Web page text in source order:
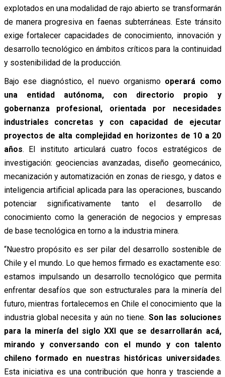
explotados en una modalidad de rajo abierto se transformarán
de manera progresiva en faenas subterráneas. Este tránsito
exige fortalecer capacidades de conocimiento, innovación y
desarrollo tecnológico en ámbitos críticos para la continuidad
y sostenibilidad de la producción.
Bajo ese diagnóstico, el nuevo organismo operará como
una entidad autónoma, con directorio propio y
gobernanza profesional, orientada por necesidades
industriales concretas y con capacidad de ejecutar
proyectos de alta complejidad en horizontes de 10 a 20
años. El instituto articulará cuatro focos estratégicos de
investigación: geociencias avanzadas, diseño geomecánico,
mecanización y automatización en zonas de riesgo, y datos e
inteligencia artificial aplicada para las operaciones, buscando
potenciar significativamente tanto el desarrollo de
conocimiento como la generación de negocios y empresas
de base tecnológica en torno a la industria minera.
“Nuestro propósito es ser pilar del desarrollo sostenible de
Chile y el mundo. Lo que hemos firmado es exactamente eso:
estamos impulsando un desarrollo tecnológico que permita
enfrentar desafíos que son estructurales para la minería del
futuro, mientras fortalecemos en Chile el conocimiento que la
industria global necesita y aún no tiene. Son las soluciones
para la minería del siglo XXI que se desarrollarán acá,
mirando y conversando con el mundo y con talento
chileno formado en nuestras históricas universidades.
Esta iniciativa es una contribución que honra y trasciende a